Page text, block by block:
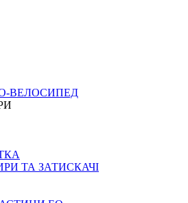
ВЕЛОСИПЕД
ТА ЗАТИСКАЧІ